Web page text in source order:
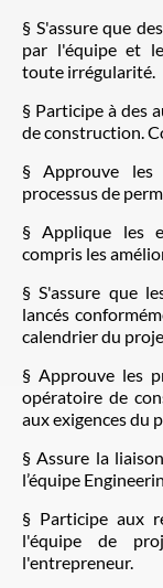
§ S'assure que
par l'équipe et
toute irrégularité.
§ Participe à des
de construction.
§ Approuve les
processus de
§ Applique les
compris les
§ S'assure que
lancés
calendrier du
§ Approuve les
opératoire de
aux exigences du
§ Assure la
l’équipe
§ Participe aux
l'équipe de
l'entrepreneur.